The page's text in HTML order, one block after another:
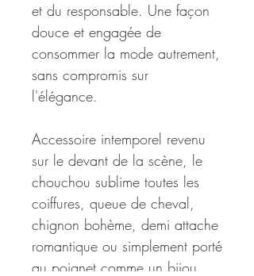
et du responsable. Une façon
douce et engagée de
consommer la mode autrement,
sans compromis sur
l'élégance.
Accessoire intemporel revenu
sur le devant de la scène, le
chouchou sublime toutes les
coiffures, queue de cheval,
chignon bohème, demi attache
romantique ou simplement porté
au poignet comme un bijou.